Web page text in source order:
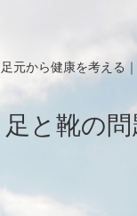
足元から健康を考える
足と靴の